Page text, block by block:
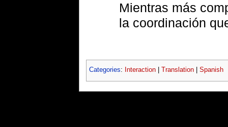
Mientras más
la coordinación
Categories: Interaction| Translation| Spanish